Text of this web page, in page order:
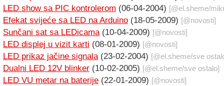
LED show sa PIC kontrolerom (06-04-2004) [@el.sheme/
Efekat svijeće sa LED na Arduino (18-05-2009) [@novosti]
Sunčani sat sa LEDicama(10-04-2009) [@novosti]
LED displej u vizit karti (08-01-2009) [@novosti]
LED prikaz jačine signala(23-02-2004) [@el.sheme/sve
Dualni LED 12V blinker (10-02-2005) [@el.sheme/sve ostalo]
LED VU metar na baterije (22-01-2009) [@novosti]